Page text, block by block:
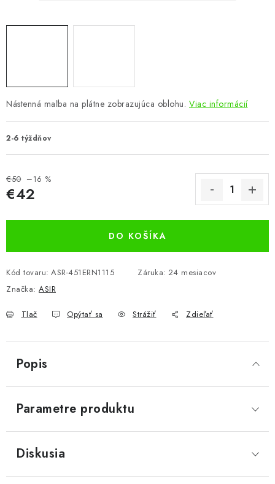
ZÁHRADA
Reklamácie a odstúpenie od zmluvy
Nástenná maľba na plátne zobrazujúca oblohu. Viac informácií
2-6 týždňov
€50 –16 %
€42
DO KOŠÍKA
Kód tovaru: ASR-451ERN1115 Záruka: 24 mesiacov
Značka: ASIR
Tlač Opýtať sa Strážiť Zdieľať
Popis
Parametre produktu
Diskusia